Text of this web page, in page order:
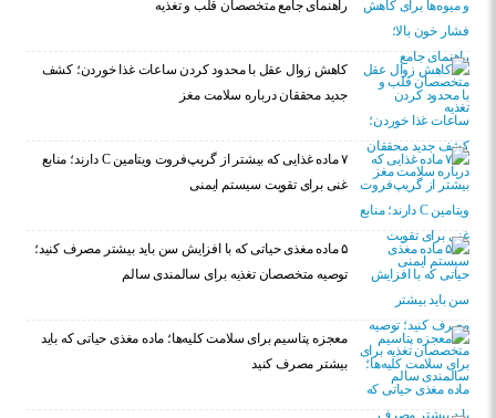
راهنمای جامع متخصصان قلب و تغذیه
کاهش زوال عقل با محدود کردن ساعات غذا خوردن؛ کشف
جدید محققان درباره سلامت مغز
۷ ماده غذایی که بیشتر از گریپ‌فروت ویتامین C دارند؛ منابع
غنی برای تقویت سیستم ایمنی
۵ ماده مغذی حیاتی که با افزایش سن باید بیشتر مصرف کنید؛
توصیه متخصصان تغذیه برای سالمندی سالم
معجزه پتاسیم برای سلامت کلیه‌ها؛ ماده مغذی حیاتی که باید
بیشتر مصرف کنید